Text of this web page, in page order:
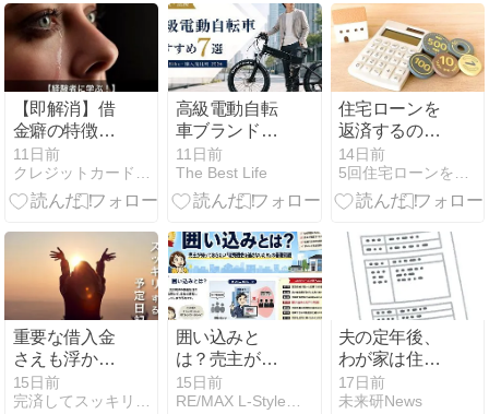
ていました
が、借金があ
っても申請で
きるのでしょ
うか？
【即解消】借
金癖の特徴と
治すにはどう
すれば良い？
11日前
高級電動自転
車ブランドお
すすめ7選｜
おしゃれな海
外e-Bikeと購
【2026年】
11日前
The Best Life
住宅ローンを
返済するのは
未来の自分で
す
14日前
重要な借入金
さえも浮かれ
て
15日前
囲い込みと
は？売主が知
っておきたい
「販売機会を
15日前
夫の定年後、
わが家は住民
税非課税世帯
になると思っ
17日前
未来研News